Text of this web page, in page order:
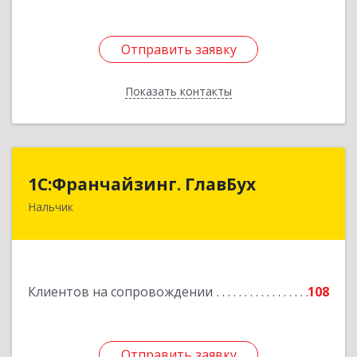
Отправить заявку
Показать контакты
Отправить заявку
Назад
1С:Франчайзинг. ГлавБух
Нальчик
Клиентов на сопровождении 108
1С:Франчайзинг. ГлавБух
360000, Кабардино-Балкарская Респ, Нальчик г,